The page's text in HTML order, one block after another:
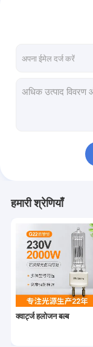
क्वार्ट्ज टंगस्टन
क्वार्ट्ज आयोडीन लैंप
माइक्रोस्कोप लैंप
डबल एंडेड हलोजन
सिंगल एंडेड हलोजन
हमारी श्रेणियाँ
क्वार्ट्ज हलोजन बल्ब